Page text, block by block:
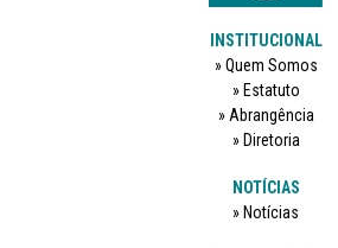
INSTITUCIONAL
Quem Somos
Estatuto
Abrangência
Diretoria
NOTÍCIAS
Notícias